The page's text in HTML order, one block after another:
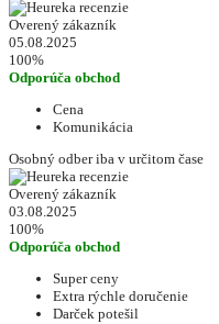
Overený zákazník
05.08.2025
100%
Odporúča obchod
Cena
Komunikácia
Osobný odber iba v určitom čase
Overený zákazník
03.08.2025
100%
Odporúča obchod
Super ceny
Extra rýchle doručenie
Darček potešil